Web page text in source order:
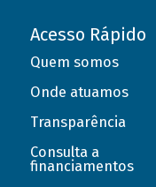
Acesso Rápido
Quem somos
Onde atuamos
Transparência
Consulta a
financiamentos